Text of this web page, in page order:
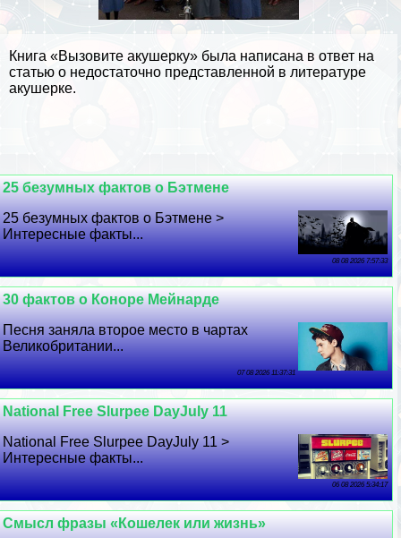
Книга «Вызовите акушерку» была написана в ответ на
статью о недостаточно представленной в литературе
акушерке.
25 безумных фактов о Бэтмене
25 безумных фактов о Бэтмене >
Интересные факты...
08 08 2026 7:57:33
30 фактов о Коноре Мейнарде
Песня заняла второе место в чартах
Великобритании...
07 08 2026 11:37:31
National Free Slurpee DayJuly 11
National Free Slurpee DayJuly 11 >
Интересные факты...
06 08 2026 5:34:17
Смысл фразы «Кошелек или жизнь»